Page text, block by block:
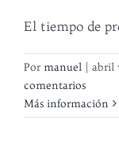
El tiempo de
Por manuel abril
comentarios
Más información